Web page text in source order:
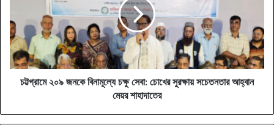
সেবা:
চোখের
সুরক্ষায়
সচেতনতার
আহ্বানচট্টগ্রামে ২০৯ জনকে বিনামূল্যে চক্ষু সেবা: চোখের সুরক্ষায় সচেতনতার আহ্বান
মেয়র শাহাদাতের